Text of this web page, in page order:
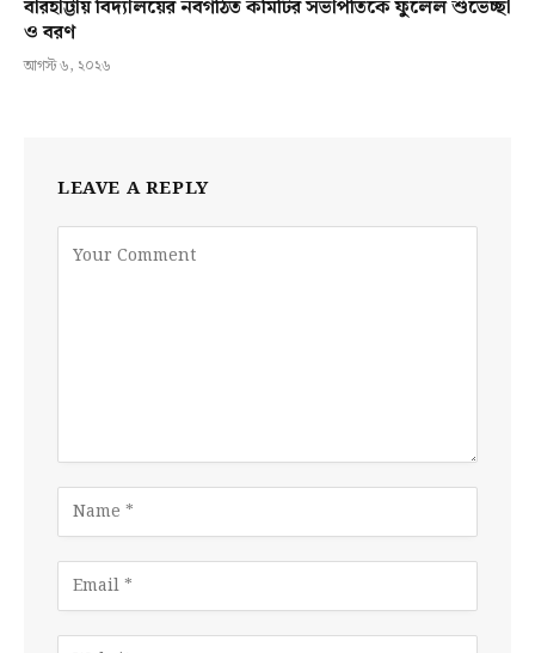
বারহাট্টায় বিদ্যালয়ের নবগঠিত কমিটির সভাপতিকে ফুলেল শুভেচ্ছা
ও বরণ
আগস্ট ৬, ২০২৬
LEAVE A REPLY